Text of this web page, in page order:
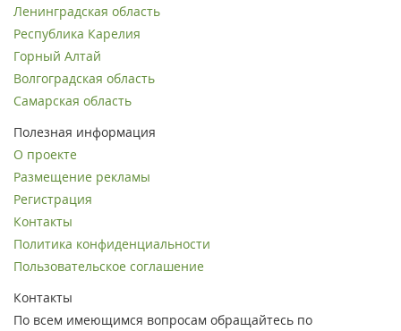
Ленинградская область
Республика Карелия
Горный Алтай
Волгоградская область
Самарская область
Полезная информация
О проекте
Размещение рекламы
Регистрация
Контакты
Политика конфиденциальности
Пользовательское соглашение
Контакты
По всем имеющимся вопросам обращайтесь по